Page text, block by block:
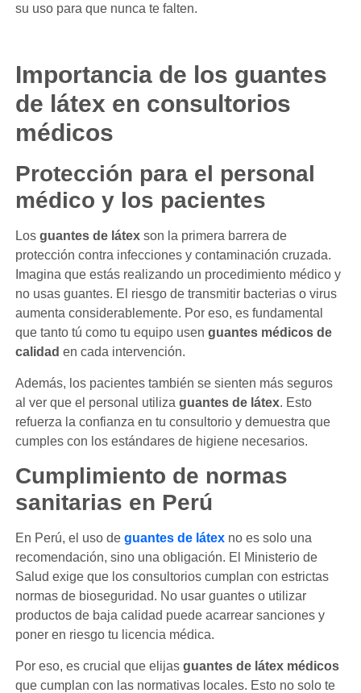
su uso para que nunca te falten.
Importancia de los guantes
de látex en consultorios
médicos
Protección para el personal
médico y los pacientes
Los guantes de látexson la primera barrera de
protección contra infecciones y contaminación cruzada.
Imagina que estás realizando un procedimiento médico y
no usas guantes. El riesgo de transmitir bacterias o virus
aumenta considerablemente. Por eso, es fundamental
que tanto tú como tu equipo usen guantes médicos de
calidad en cada intervención.
Además, los pacientes también se sienten más seguros
al ver que el personal utiliza guantes de látex. Esto
refuerza la confianza en tu consultorio y demuestra que
cumples con los estándares de higiene necesarios.
Cumplimiento de normas
sanitarias en Perú
En Perú, el uso de guantes de látexno es solo una
recomendación, sino una obligación. El Ministerio de
Salud exige que los consultorios cumplan con estrictas
normas de bioseguridad. No usar guantes o utilizar
productos de baja calidad puede acarrear sanciones y
poner en riesgo tu licencia médica.
Por eso, es crucial que elijas guantes de látex médicos
que cumplan con las normativas locales. Esto no solo te